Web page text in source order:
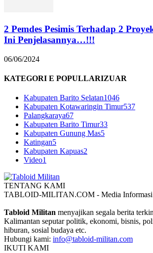
2 Pemdes Pesimis Terhadap 2
Ini Penjelasannya…!!!
06/06/2024
KATEGORI E POPULLARIZUAR
Kabupaten Barito Selatan1046
Kabupaten Kotawaringin Timur537
Palangkaraya67
Kabupaten Barito Timur33
Kabupaten Gunung Mas5
Katingan5
Kabupaten Kapuas2
Video1
TENTANG KAMI
TABLOID-MILITAN.COM - Media Informasi
Tabloid Militan menyajikan segala berita
Kalimantan seputar politik, ekonomi, bisnis,
hiburan, sosial budaya etc.
Hubungi kami: info@tabloid-militan.com
IKUTI KAMI